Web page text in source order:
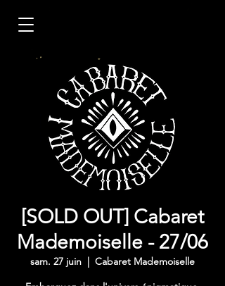
[SOLD OUT] Cabaret
Mademoiselle - 27/06
sam. 27 juin
  |
Cabaret Mademoiselle